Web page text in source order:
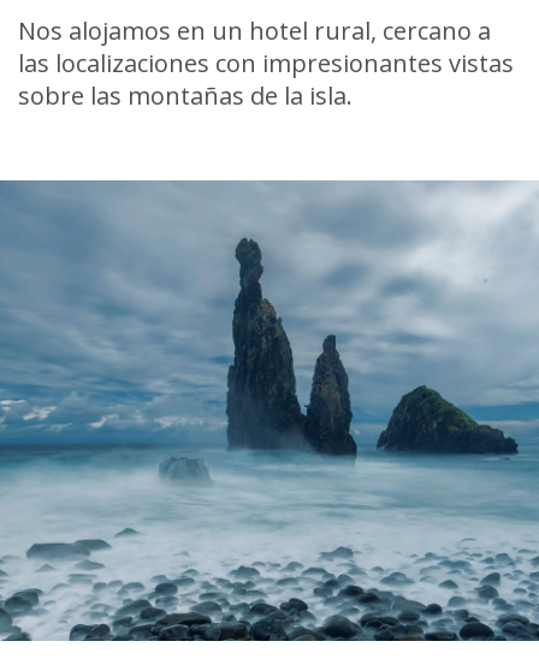
Nos alojamos en un hotel rural, cercano a
las localizaciones con impresionantes vistas
sobre las montañas de la isla.